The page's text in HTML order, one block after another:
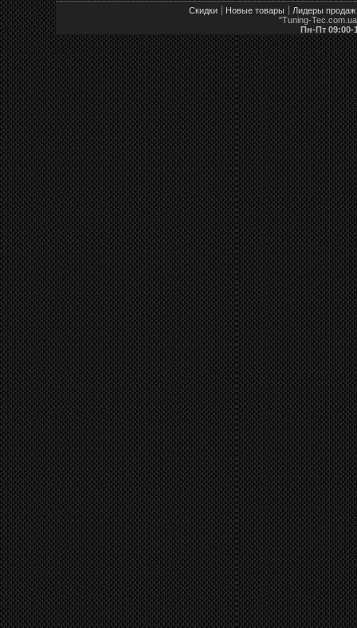
Скидки Новые товары
Лидеры продаж
"Tuning-
Пн-Пт 09:00-